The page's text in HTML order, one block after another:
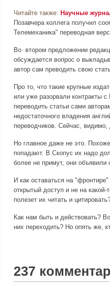
Читайте также: Научные
Позавчера коллега получил
Телемеханика" переводная
Во втором предложении
обсуждается вопрос о
автор сам преводить свою
Про то, что такие крупные
или уже разорвали контракты
переводить статьи сами
недостаточного владения
переводчиков. Сейчас, видимо,
Но главное даже не это.
попадают. В Скопус их надо
более не примут, они
И как оставаться на
открытый доступ и не на
полезет их читать и
Как нам быть и действовать?
них переходить? Но опять же,
237